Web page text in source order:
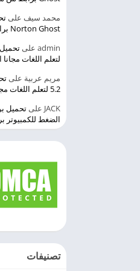
محمد سيف على
Norton Ghost برابط من ميديا فاير
admin على
لتعلم اللغات
مريم عربية على
5.2 لتعلم اللغات مجانا اخر تحديث
JACK على
الضغط للكمبيوتر
تصنيفات